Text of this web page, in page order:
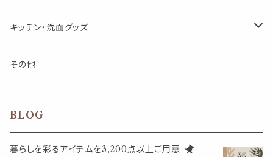
チューブ
スライドケース
アロマストーン
フック・マグネット・画鋲
ステッカー・マスキングテープ・付箋
ウォールアイテム
フック・マグネット・画鋲
収納・小物トレー
ブローチ・ピンバッチ
ピアス
キッチン・洗面グッズ
カトラリー
その他
BLOG
暮らしを彩るアイテムを3,200点以上ご用意